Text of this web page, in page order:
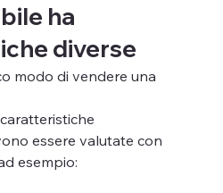
ha
diverse
modo di vendere una
essere valutate con
esempio: